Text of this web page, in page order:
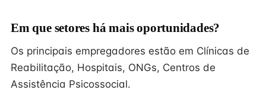
Em que setores há mais oportunidades?
Os principais empregadores estão em Clínicas de
Reabilitação, Hospitais, ONGs, Centros de
Assistência Psicossocial.